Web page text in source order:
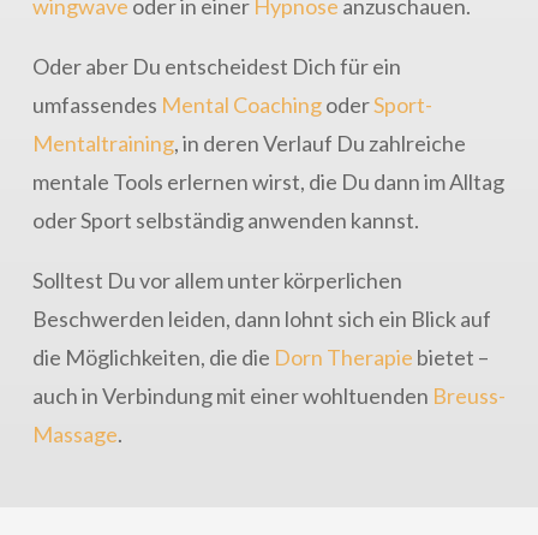
wingwave oder in einer Hypnose anzuschauen.
Oder aber Du entscheidest Dich für ein
umfassendes Mental CoachingoderSport-
Mentaltraining, in deren Verlauf Du zahlreiche
mentale Tools erlernen wirst, die Du dann im Alltag
oder Sport selbständig anwenden kannst.
Solltest Du vor allem unter körperlichen
Beschwerden leiden, dann lohnt sich ein Blick auf
die Möglichkeiten, die die Dorn Therapie bietet –
auch in Verbindung mit einer wohltuenden Breuss-
Massage.